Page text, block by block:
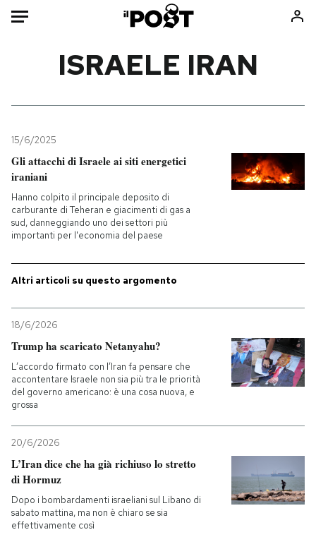
Mondo
Politica
Tecnologia
Internet
Scienza
Cultura
Economia
Sport
Consumismi
Altrecose
PODCAST
NEWSLETTER
I MIEI PREFERITI
SHOP
CALENDARIO
ISRAELE IRAN
15/6/2025
Gli attacchi di Israele ai siti energetici
iraniani
Hanno colpito il principale deposito di
carburante di Teheran e giacimenti di gas a
sud, danneggiando uno dei settori più
importanti per l'economia del paese
Altri articoli su questo argomento
18/6/2026
Trump ha scaricato Netanyahu?
L’accordo firmato con l’Iran fa pensare che
accontentare Israele non sia più tra le priorità
del governo americano: è una cosa nuova, e
grossa
20/6/2026
L’Iran dice che ha già richiuso lo stretto
di Hormuz
Dopo i bombardamenti israeliani sul Libano di
sabato mattina, ma non è chiaro se sia
effettivamente così